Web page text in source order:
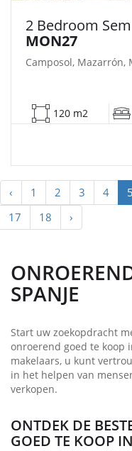
2 Bedroom
MON27
Camposol, Mazarrón,
120 m2
‹ 1 2 3 4 5
17
18 ›
SPANJE
Start uw zoekopdracht
onroerend goed te koop
makelaars, u kunt
in het helpen van
verkopen.
ONTDEK DE
GOED TE KOOP